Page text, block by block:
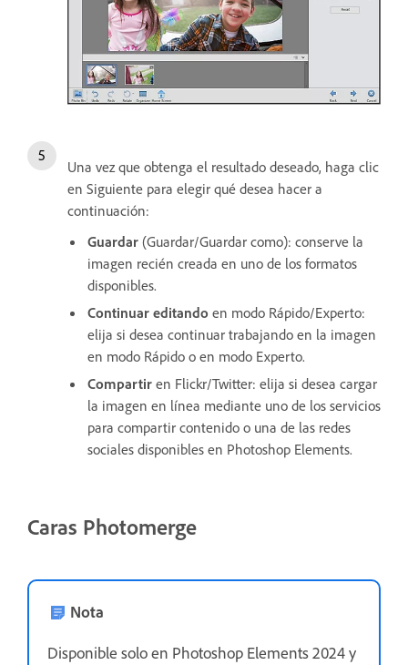
Una vez que obtenga el resultado deseado, haga clic
en Siguiente para elegir qué desea hacer a
continuación:
Guardar (Guardar/Guardar como): conserve la
imagen recién creada en uno de los formatos
disponibles.
Continuar editando en modo Rápido/Experto:
elija si desea continuar trabajando en la imagen
en modo Rápido o en modo Experto.
Compartir en Flickr/Twitter: elija si desea cargar
la imagen en línea mediante uno de los servicios
para compartir contenido o una de las redes
sociales disponibles en Photoshop Elements.
Caras Photomerge
Nota
Disponible solo en Photoshop Elements 2024 y